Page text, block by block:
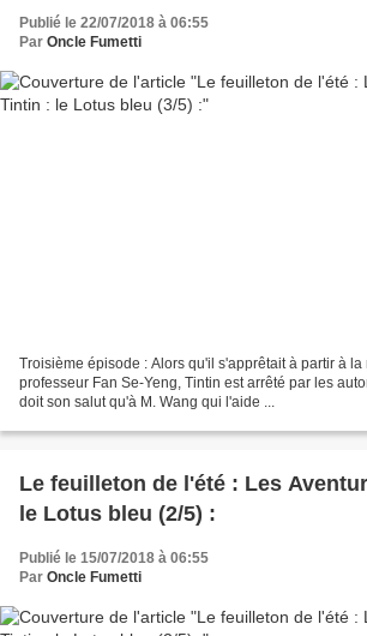
Publié le 22/07/2018 à 06:55
Par Oncle Fumetti
Troisième épisode : Alors qu'il s'apprêtait à partir à la
professeur Fan Se-Yeng, Tintin est arrêté par les
doit son salut qu'à M. Wang qui l'aide ...
Le feuilleton de l'été : Les
le Lotus bleu (2/5) :
Publié le 15/07/2018 à 06:55
Par Oncle Fumetti